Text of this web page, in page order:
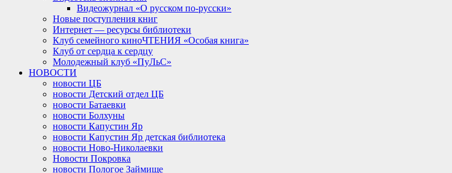
Видеожурнал «О русском по-русски»
Новые поступления книг
Интернет — ресурсы библиотеки
Клуб семейного киноЧТЕНИЯ «Особая книга»
Клуб от сердца к сердцу
Молодежный клуб «ПуЛьС»
НОВОСТИ
новости ЦБ
новости Детский отдел ЦБ
новости Батаевки
новости Болхуны
новости Капустин Яр
новости Капустин Яр детская библиотека
новости Ново-Николаевки
Новости Покровка
новости Пологое Займище